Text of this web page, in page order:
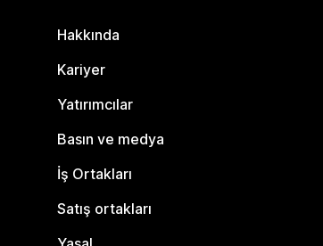
Hakkında
Kariyer
Yatırımcılar
Basın ve medya
İş Ortakları
Satış ortakları